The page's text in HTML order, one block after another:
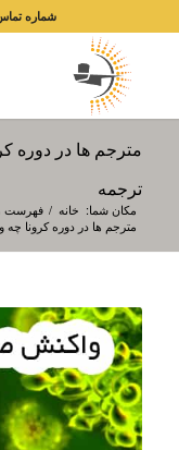
شماره تماس: 09362809182 -
مترجم ها در دوره
ترجمه
مکان شما: خانه / فهرست
مترجم ها در دوره کرونا